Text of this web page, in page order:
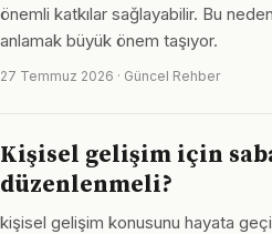
önemli katkılar sağlayabilir. Bu
anlamak büyük önem taşıyor.
27 Temmuz 2026 · Güncel Rehber
Kişisel gelişim için
düzenlenmeli?
kişisel gelişim konusunu hayata